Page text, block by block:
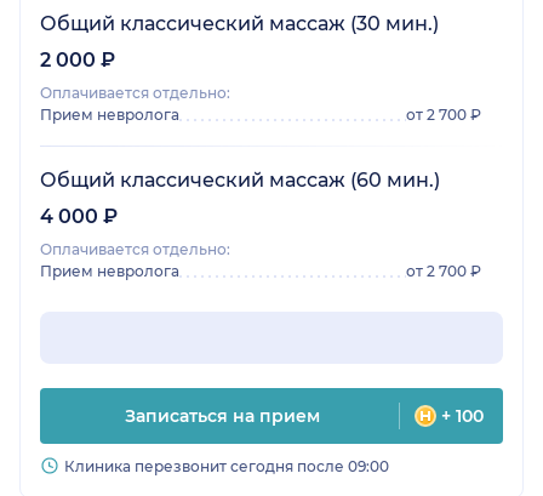
Общий классический массаж (30 мин.)
2 000 ₽
Оплачивается отдельно:
Прием невролога
от 2 700 ₽
Общий классический массаж (60 мин.)
4 000 ₽
Оплачивается отдельно:
Прием невролога
от 2 700 ₽
Записаться на прием + 100
Клиника перезвонит сегодня после 09:00